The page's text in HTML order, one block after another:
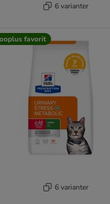
6 varianter
favorit
6 varianter